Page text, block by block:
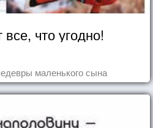
что угодно!
маленького сына